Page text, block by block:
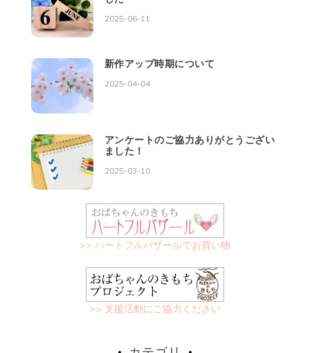
2025-06-11
新作アップ時期について
2025-04-04
アンケートのご協力ありがとうござい
ました！
2025-03-10
>> ハートフルバザールでお買い物
>> 支援活動にご協力ください